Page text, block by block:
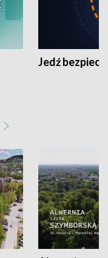
Jedź